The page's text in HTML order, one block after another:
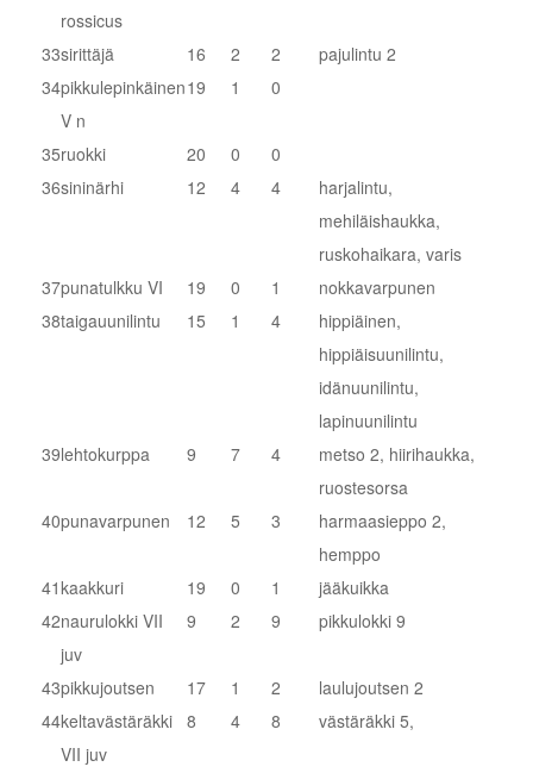
rossicus
33sirittäjä 16 2 2
pajulintu 2
34pikkulepinkäinen
V n
19 1 0
35ruokki 20 0
0
36sininärhi 12 4 4
harjalintu,
mehiläishaukka,
ruskohaikara, varis
37punatulkku VI 19 0 1
nokkavarpunen
38taigauunilintu 15 1 4
hippiäinen,
hippiäisuunilintu,
idänuunilintu,
lapinuunilintu
39lehtokurppa 9 7 4
metso 2, hiirihaukka,
ruostesorsa
40punavarpunen 12 5 3
harmaasieppo 2,
hemppo
41kaakkuri 19 0 1
jääkuikka
42naurulokki VII
juv
9 2 9 pikkulokki 9
43pikkujoutsen 17 1 2
laulujoutsen 2
44keltavästäräkki
VII juv
8 4 8 västäräkki 5,